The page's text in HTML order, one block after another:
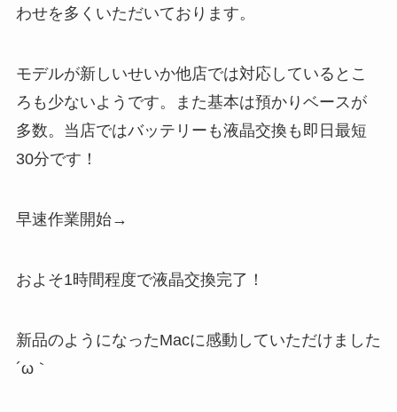
わせを多くいただいております。
モデルが新しいせいか他店では対応しているとこ
ろも少ないようです。また基本は預かりベースが
多数。当店ではバッテリーも液晶交換も即日最短
30分です！
早速作業開始→
およそ1時間程度で液晶交換完了！
新品のようになったMacに感動していただけました
´ω｀